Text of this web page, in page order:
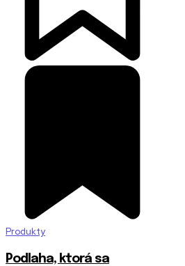
Produkty
Podlaha, ktorá sa